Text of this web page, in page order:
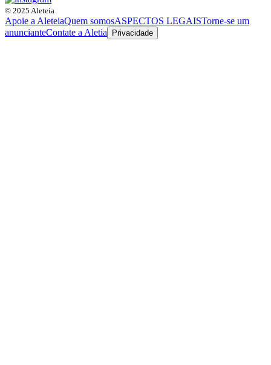
© 2025 Aleteia
Apoie a AleteiaQuem somosASPECTOS LEGAISTorne-se um
anuncianteContate a Aletia Privacidade